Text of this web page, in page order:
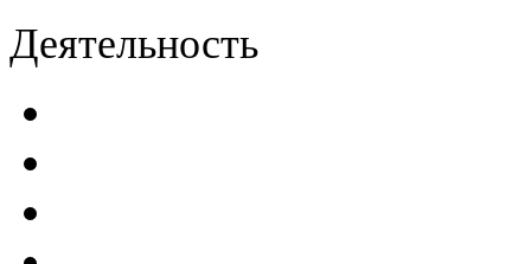
Деятельность